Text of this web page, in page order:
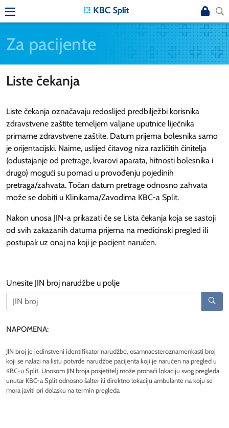
Za pacijente
Liste čekanja
Liste čekanja označavaju redoslijed predbilježbi korisnika
zdravstvene zaštite temeljem valjane uputnice liječnika
primarne zdravstvene zaštite. Datum prijema bolesnika samo
je orijentacijski. Naime, uslijed čitavog niza različitih činitelja
(odustajanje od pretrage, kvarovi aparata, hitnosti bolesnika i
drugo) mogući su pomaci u provođenju pojedinih
pretraga/zahvata. Točan datum pretrage odnosno zahvata
može se dobiti u Klinikama/Zavodima KBC-a Split.
Nakon unosa JIN-a prikazati će se Lista čekanja koja se sastoji
od svih zakazanih datuma prijema na medicinski pregled ili
postupak uz onaj na koji je pacijent naručen.
Unesite JIN broj narudžbe u polje
@
NAPOMENA:
JIN broj je jedinstveni identifikator narudžbe, osamnaesteroznamenkasti broj
koji se nalazi na listu potvrde narudžbe pacijenta koji je naručen na pregled u
KBC-u Split. Unosom JIN broja posjetitelj može pronaći lokaciju svog pregleda
unutar KBC-a Split odnosno šalter ili direktno lokaciju ambulante na koju se
mora javiti pri dolasku na termin pregleda